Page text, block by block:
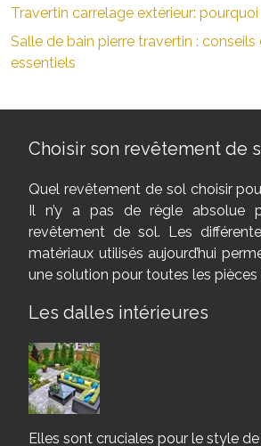
Travertin carrelage extérieur:
Salle de bain pierre travertin : conseils
essentiels
Choisir son revêtement de
Quel revêtement de sol choisir
Il n’y a pas de règle absolue
revêtement de sol. Les
matériaux utilisés aujourd’hui
une solution pour toutes les pièces
Les dalles intérieures
Elles sont cruciales pour le style